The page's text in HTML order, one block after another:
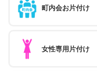
町内会お片付け
女性専用片付け